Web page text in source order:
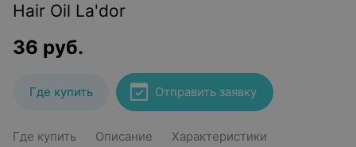
Hair Oil La'dor
36 руб.
Где купить Отправить заявку
Где купить Описание Характеристики